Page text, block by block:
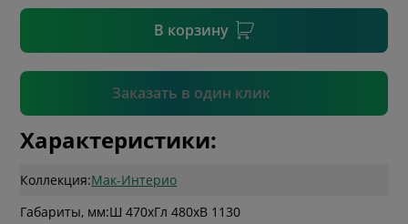
В корзину
Заказать в один клик
Подтвердить
Характеристики:
Коллекция:Мак-Интерио
Габариты, мм:Ш 470xГл 480xВ 1130